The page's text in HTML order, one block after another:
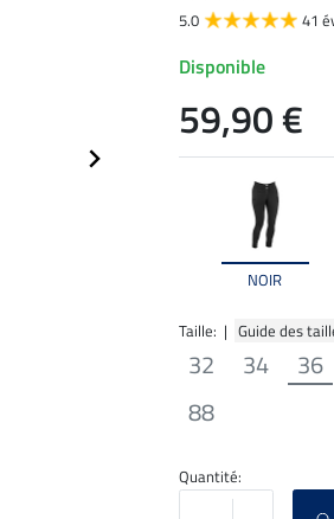
NOIR
Taille: | Guide des
32 34 36
88
5.0
41
Disponible
59,90 €
Quantité: